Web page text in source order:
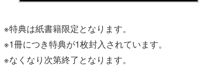
※特典は紙書籍限定となります。
※1冊につき特典が1枚封入されています。
※なくなり次第終了となります。